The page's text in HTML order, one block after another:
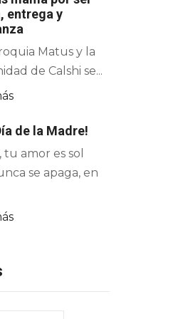
entrega y
Matus y la
de Calshi se...
de la Madre!
tu amor es sol
se apaga, en